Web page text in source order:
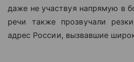
даже не участвуя напрямую в
речи также прозвучали
адрес России, вызвавшие